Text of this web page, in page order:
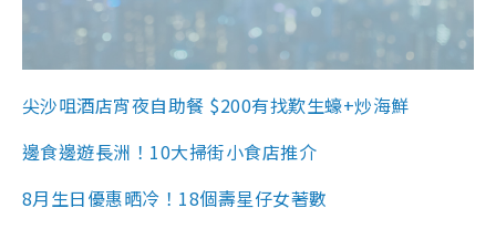
尖沙咀酒店宵夜自助餐 $200有找歎生蠔+炒海鮮
邊食邊遊長洲！10大掃街小食店推介
8月生日優惠晒冷！18個壽星仔女著數